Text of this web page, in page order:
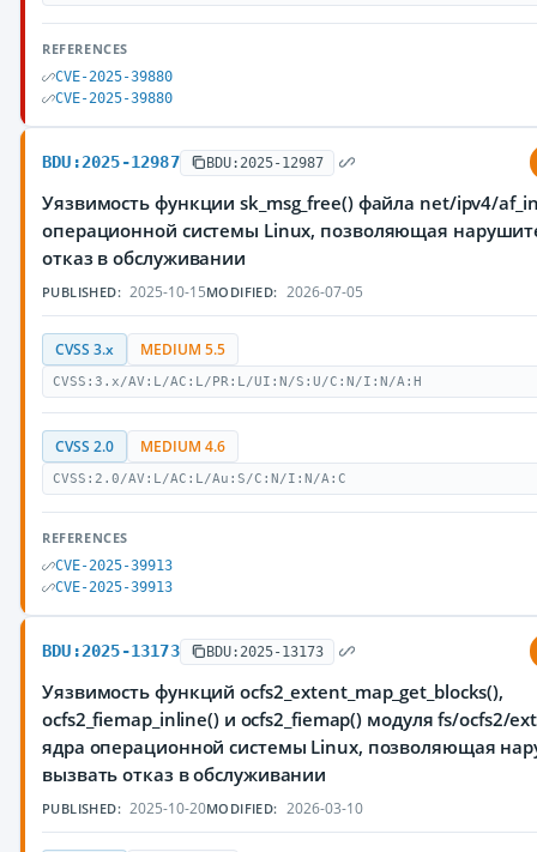
REFERENCES
CVE-2025-39880
CVE-2025-39880
BDU:2025-12987 BDU:2025-12987
Уязвимость функции sk_msg_free() файла net/ipv4/
операционной системы Linux, позволяющая
отказ в обслуживании
PUBLISHED: 2025-10-15MODIFIED: 2026-07-05
CVSS 3.x MEDIUM 5.5
CVSS:3.x/AV:L/AC:L/PR:L/UI:N/S:U/C:N/I:N/A:H
CVSS 2.0 MEDIUM 4.6
CVSS:2.0/AV:L/AC:L/Au:S/C:N/I:N/A:C
REFERENCES
CVE-2025-39913
CVE-2025-39913
BDU:2025-13173 BDU:2025-13173
Уязвимость функций ocfs2_extent_map_get_blocks(),
ocfs2_fiemap_inline() и ocfs2_fiemap() модуля fs/ocfs2/
ядра операционной системы Linux, позволяющая
вызвать отказ в обслуживании
PUBLISHED: 2025-10-20MODIFIED: 2026-03-10